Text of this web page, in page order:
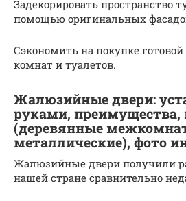
Задекорировать пространство
помощью оригинальных
Сэкономить на покупке
комнат и туалетов.
Жалюзийные двери:
руками,
(деревянные
металлические), фото
Жалюзийные двери получили
нашей стране сравнительно